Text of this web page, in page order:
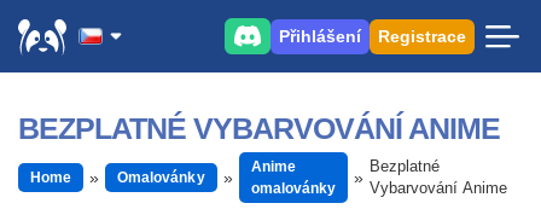
Přihlášení Registrace
BEZPLATNÉ VYBARVOVÁNÍ ANIME
Home Omalovánky
Anime
omalovánky
Bezplatné
Vybarvování Anime